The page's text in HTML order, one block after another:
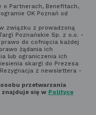
o Partnerach, Benefitach,
OK Poznań od
związku z prowadzoną
Poznańskie Sp. z o.o. -
do cofnięcia każdej
żądania ich
lub ograniczenia ich
skargi do Prezesa
z newslettera -
przetwarzania
znajduje się w Polityce